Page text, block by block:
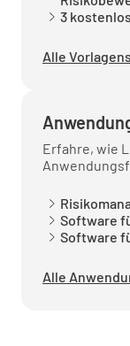
3
Alle
Erfahre, wie
Software
Software
Alle